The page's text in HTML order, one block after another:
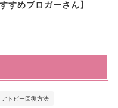
すめブロガーさん】
アトピー回復方法